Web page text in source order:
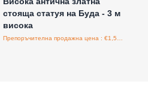
стояща статуя на Буда - 3 м
висока